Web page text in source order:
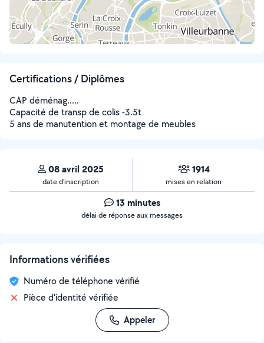
Certifications / Diplômes
CAP déménag.....
Capacité de transp de colis -3.5t
5 ans de manutention et montage de meubles
08 avril 2025
date d’inscription
1914
mises en relation
13 minutes
délai de réponse aux messages
Informations vérifiées
Numéro de téléphone vérifié
Pièce d'identité vérifiée
Appeler